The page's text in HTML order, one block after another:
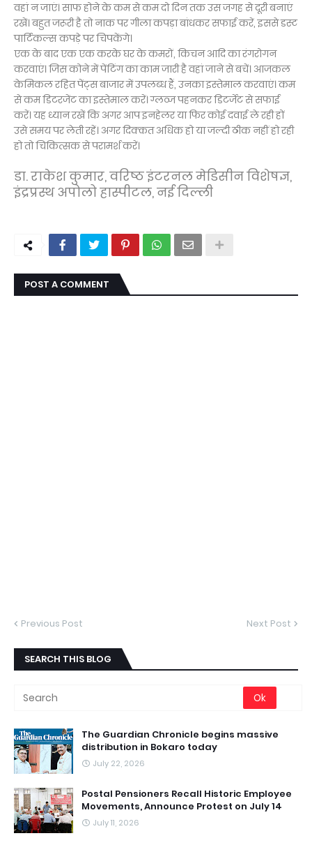
वहां न जाएं। साफ होने के कम से कम दो दिन तक उस जगह से दूरी बनाएं
रखें। बहुत जरूरी है तो नाक पर गीला कपड़ा बांधकर सफाई करें, इससे डस्ट
पार्टिकल्स कपड़े पर चिपकेंगे।
एक के बाद एक एक करके घर के कमरों, किचन आदि का रंगरोगन
करवाएं। जिस कोने में पेंटिंग का काम जारी है वहां जाने से बचें। आजकल
केमिकल रहित पेंट्स बाजार में उपलब्ध हैं, उनका इस्तेमाल करवाएं। कम
से कम डिटरजेंट का इस्तेमाल करें। ग्लव्ज पहनकर डिटर्जेट से सफाई
करें। यह ध्यान रखें कि अगर आप इनहेलर या फिर कोई दवाई ले रही हों
उसे समय पर लेती रहें। अगर दिक्कत अधिक हो या जल्दी ठीक नहीं हो रही
हो तो चिकित्सक से परामर्श करें।
डा. राकेश कुमार, वरिष्ठ इंटरनल मेडिसीन विशेषज्ञ,
इंद्रप्रस्थ अपोलो हास्पीटल, नई दिल्ली
POST A COMMENT
Previous Post Next Post
SEARCH THIS BLOG
The Guardian Chronicle begins massive
distribution in Bokaro today
July 22, 2026
Postal Pensioners Recall Historic Employee
Movements, Announce Protest on July 14
July 11, 2026